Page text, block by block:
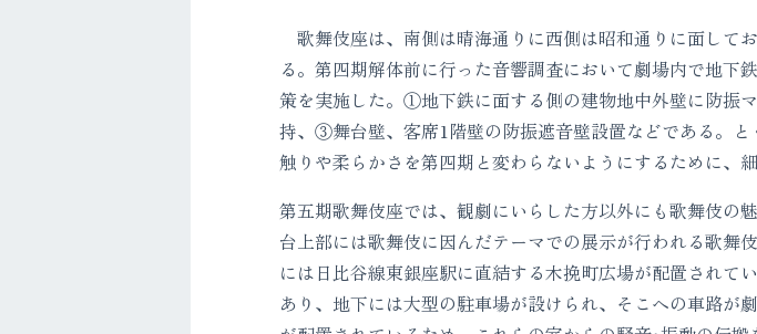
歌舞伎座は、南側は晴海通りに西側は昭和通りに面して
る。第四期解体前に行った音響調査において劇場内で地
策を実施した。①地下鉄に面する側の建物地中外壁に防振
持、③舞台壁、客席1階壁の防振遮音壁設置などである。
触りや柔らかさを第四期と変わらないようにするために、
第五期歌舞伎座では、観劇にいらした方以外にも歌舞伎の
台上部には歌舞伎に因んだテーマでの展示が行われる歌舞
には日比谷線東銀座駅に直結する木挽町広場が配置されて
あり、地下には大型の駐車場が設けられ、そこへの車路が